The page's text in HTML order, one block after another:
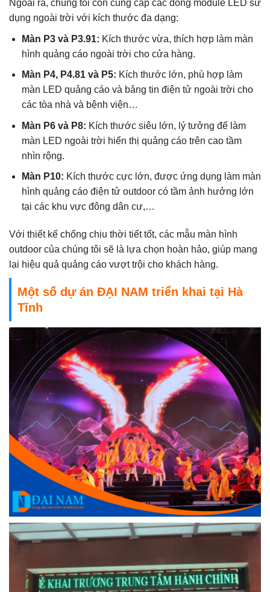
Ngoài ra, chúng tôi còn cung cấp các dòng module LED sử
dụng ngoài trời với kích thước đa dạng:
Màn P3 và P3.91: Kích thước vừa, thích hợp làm màn
hình quảng cáo ngoài trời cho cửa hàng.
Màn P4, P4.81 và P5: Kích thước lớn, phù hợp làm
màn LED quảng cáo và bảng tin điện tử ngoài trời cho
các tòa nhà và bệnh viện…
Màn P6 và P8: Kích thước siêu lớn, lý tưởng để làm
màn LED ngoài trời hiển thị quảng cáo trên cao tầm
nhìn rộng.
Màn P10: Kích thước cực lớn, được ứng dụng làm màn
hình quảng cáo điện tử outdoor có tầm ảnh hưởng lớn
tại các khu vực đông dân cư,…
Với thiết kế chống chịu thời tiết tốt, các mẫu màn hình
outdoor của chúng tôi sẽ là lựa chọn hoàn hảo, giúp mang
lại hiệu quả quảng cáo vượt trội cho khách hàng.
Một số dự án ĐẠI NAM triển khai tại Hà
Tĩnh